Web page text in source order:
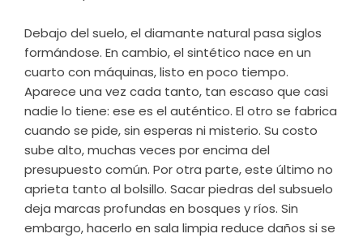
Debajo del suelo, el diamante natural pasa siglos
formándose. En cambio, el sintético nace en un
cuarto con máquinas, listo en poco tiempo.
Aparece una vez cada tanto, tan escaso que casi
nadie lo tiene: ese es el auténtico. El otro se fabrica
cuando se pide, sin esperas ni misterio. Su costo
sube alto, muchas veces por encima del
presupuesto común. Por otra parte, este último no
aprieta tanto al bolsillo. Sacar piedras del subsuelo
deja marcas profundas en bosques y ríos. Sin
embargo, hacerlo en sala limpia reduce daños si se